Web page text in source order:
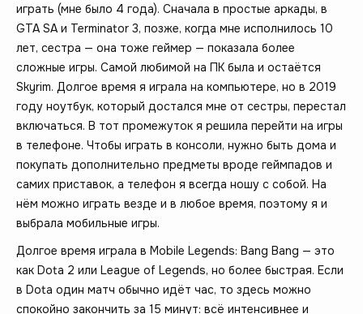
играть (мне было 4 года). Сначала в простые аркады, в
GTA SA и Terminator 3, позже, когда мне исполнилось 10
лет, сестра — она тоже геймер — показала более
сложные игры. Самой любимой на ПК была и остаётся
Skyrim. Долгое время я играла на компьютере, но в 2019
году ноутбук, который достался мне от сестры, перестал
включаться. В тот промежуток я решила перейти на игры
в телефоне. Чтобы играть в консоли, нужно быть дома и
покупать дополнительно предметы вроде геймпадов и
самих приставок, а телефон я всегда ношу с собой. На
нём можно играть везде и в любое время, поэтому я и
выбрала мобильные игры.
Долгое время играла в Mobile Legends: Bang Bang — это
как Dota 2 или League of Legends, но более быстрая. Если
в Dota один матч обычно идёт час, то здесь можно
спокойно закончить за 15 минут: всё интенсивнее и